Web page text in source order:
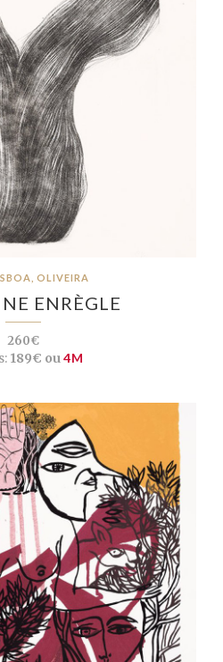
OLIVEIRA
ENRÈGLE
260€
189€ ou4M